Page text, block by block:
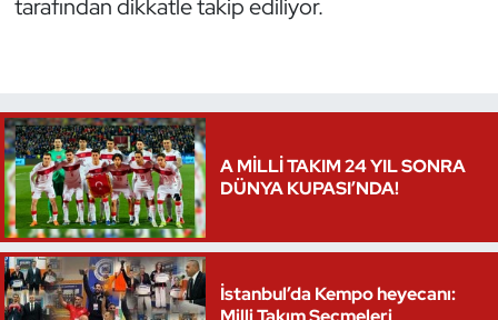
tarafından dikkatle takip ediliyor.
A MİLLİ TAKIM 24 YIL SONRA
DÜNYA KUPASI’NDA!
İstanbul’da Kempo heyecanı:
Su Topu
Sualtı Sporları
Tekvando
Tenis